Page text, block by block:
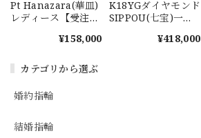
カテゴリから選ぶ
婚約指輪
結婚指輪
Pt Hanazara(華皿)
レディース【受注製
¥158,000
K18YGダイヤモンド
SIPPOU(七宝)一文
¥418,000